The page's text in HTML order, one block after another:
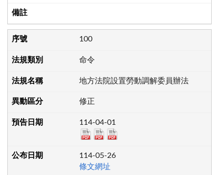
100
命令
地方法院設置勞動調解委員辦法
修正
114-04-01
114-05-26
條文網址